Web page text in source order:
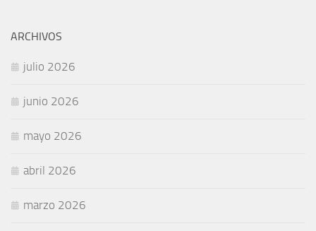
ARCHIVOS
julio 2026
junio 2026
mayo 2026
abril 2026
marzo 2026